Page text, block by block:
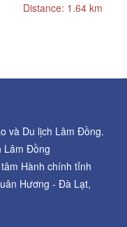
Distance: 1.64 km
và Du lịch Lâm Đồng.
Lâm Đồng
Hành chính tỉnh
Hương - Đà Lạt,